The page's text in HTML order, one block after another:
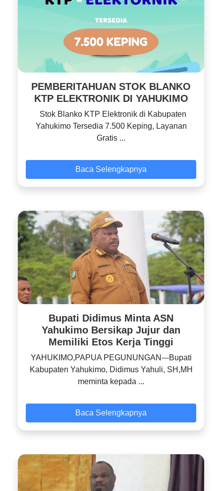
PEMBERITAHUAN STOK BLANKO
KTP ELEKTRONIK DI YAHUKIMO
Stok Blanko KTP Elektronik di Kabupaten
Yahukimo Tersedia 7.500 Keping, Layanan
Gratis ...
Baca Selengkapnya
Bupati Didimus Minta ASN
Yahukimo Bersikap Jujur dan
Memiliki Etos Kerja Tinggi
YAHUKIMO,PAPUA PEGUNUNGAN---Bupati
Kabupaten Yahukimo, Didimus Yahuli, SH,MH
meminta kepada ...
Baca Selengkapnya